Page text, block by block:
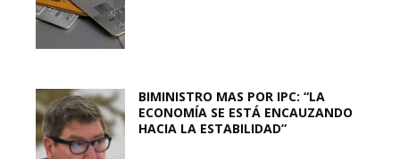
BIMINISTRO MAS POR IPC: “LA
ECONOMÍA SE ESTÁ ENCAUZANDO
HACIA LA ESTABILIDAD”